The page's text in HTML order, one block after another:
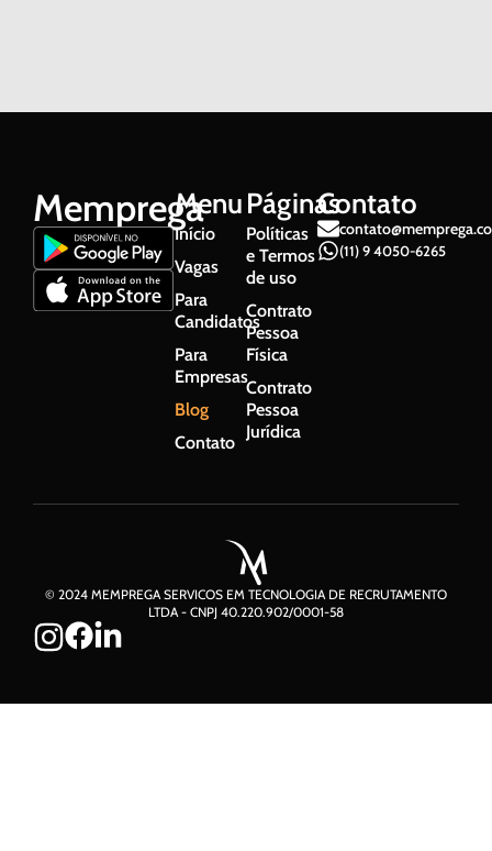
MempregaMenu
Início
Vagas
Para
Candidatos
Para
Empresas
Blog
Contato
Páginas
Políticas
e Termos
de uso
Contrato
Pessoa
Física
Contrato
Pessoa
Jurídica
Contato
(11) 9 4050-6265
© 2024 MEMPREGA SERVICOS EM TECNOLOGIA DE RECRUTAMENTO
LTDA - CNPJ 40.220.902/0001-58